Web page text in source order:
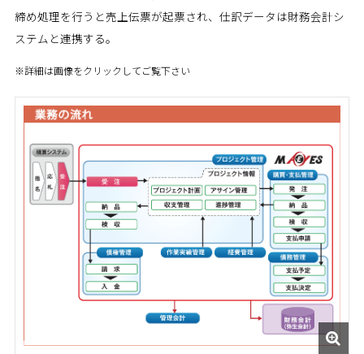
締め処理を行うと売上伝票が起票され、仕訳データは財務会計シ
ステムと連携する。
※詳細は画像をクリックしてご覧下さい